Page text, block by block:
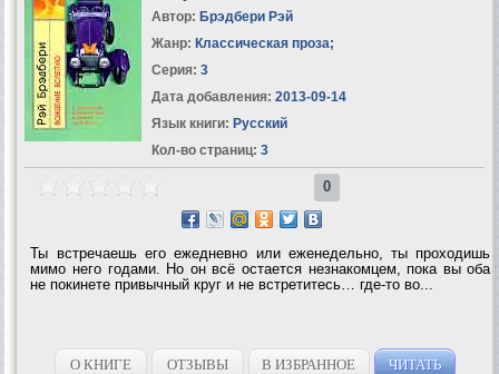
Автор: Брэдбери Рэй
Жанр: Классическая проза;
Серия: 3
Дата добавления: 2013-09-14
Язык книги: Русский
Кол-во страниц: 3
0
Ты встречаешь его ежедневно или еженедельно, ты проходишь
мимо него годами. Но он всё остается незнакомцем, пока вы оба
не покинете привычный круг и не встретитесь… где-то во...
О КНИГЕ ОТЗЫВЫ В ИЗБРАННОЕ ЧИТАТЬ